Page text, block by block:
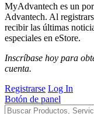
MyAdvantech es un
Advantech. Al
recibir las últimas
especiales en eStore.
Inscríbase hoy para
cuenta.
Registrarse Log In
Botón de panel